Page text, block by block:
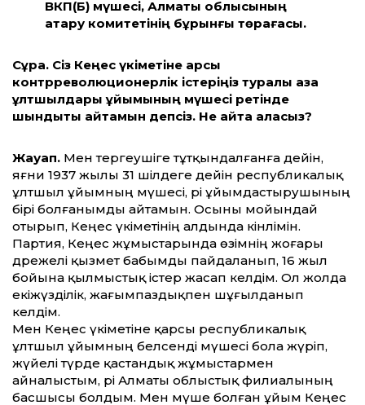
ВКП(Б) мүшесі, Алматы облысының
атқару комитетінің бұрынғы төрағасы.
Сұрақ. Сіз Кеңес үкіметіне қарсы
контрреволюционерлік істеріңіз туралы қазақ
ұлтшылдары ұйымының мүшесі ретінде
шындықты айтамын депсіз. Не айта аласыз?
Жауап. Мен тергеушіге тұтқындалғанға дейін,
яғни 1937 жылы 31 шілдеге дейін республикалық
ұлтшыл ұйымның мүшесі, әрі ұйымдастырушының
бірі болғанымды айтамын. Осыны мойындай
отырып, Кеңес үкіметінің алдында кінәлімін.
Партия, Кеңес жұмыстарында өзімнің жоғары
дәрежелі қызмет бабымды пайдаланып, 16 жыл
бойына қылмыстық істер жасап келдім. Ол жолда
екіжүзділік, жағымпаздықпен шұғылданып
келдім.
Мен Кеңес үкіметіне қарсы республикалық
ұлтшыл ұйымның белсенді мүшесі бола жүріп,
жүйелі түрде қастандық жұмыстармен
айналыстым, әрі Алматы облыстық филиалының
басшысы болдым. Мен мүше болған ұйым Кеңес